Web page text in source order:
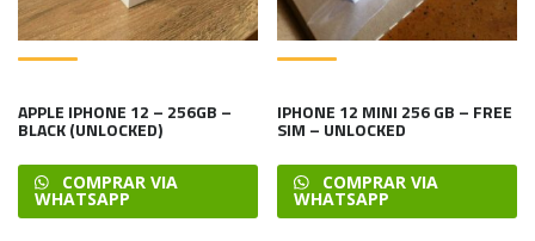
APPLE IPHONE 12 – 256GB –
BLACK (UNLOCKED)
COMPRAR VIA
WHATSAPP
IPHONE 12 MINI 256 GB – FREE
SIM – UNLOCKED
COMPRAR VIA
WHATSAPP